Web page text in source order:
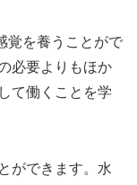
覚を養うことがで
必要よりもほか
て働くことを学
ができます。水